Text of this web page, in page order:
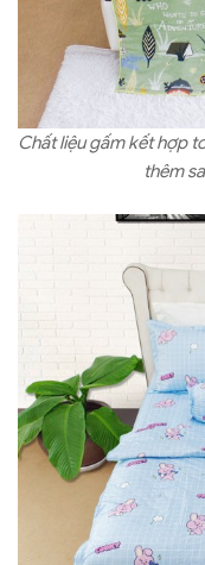
Chất liệu gấm kết hợp
thêm